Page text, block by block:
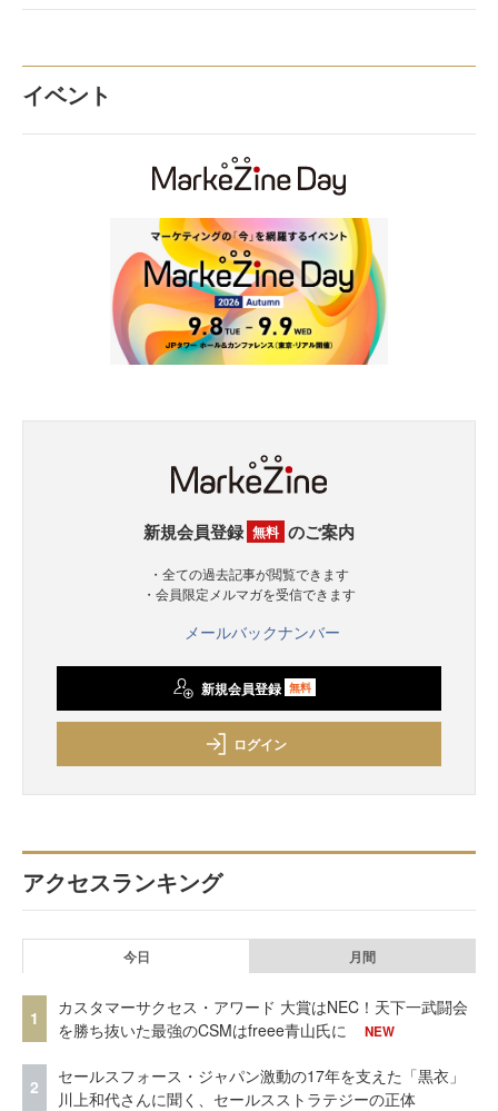
イベント
新規会員登録 無料 のご案内
・全ての過去記事が閲覧できます
・会員限定メルマガを受信できます
メールバックナンバー
新規会員登録 無料
ログイン
アクセスランキング
今日 月間
1
カスタマーサクセス・アワード 大賞はNEC！天下一武闘会
を勝ち抜いた最強のCSMはfreee青山氏に
NEW
2
セールスフォース・ジャパン激動の17年を支えた「黒衣」
川上和代さんに聞く、セールスストラテジーの正体